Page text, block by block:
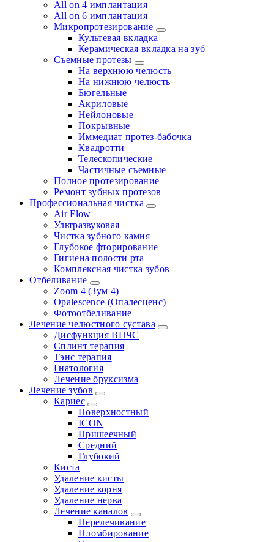
All on 4 имплантация
All on 6 имплантация
Микропротезирование
Культевая вкладка
Керамическая вкладка на зуб
Съемные протезы
На верхнюю челюсть
На нижнюю челюсть
Бюгельные
Акриловые
Нейлоновые
Покрывные
Иммедиат протез-бабочка
Квадротти
Телескопические
Частичные съемные
Полное протезирование
Ремонт зубных протезов
Профессиональная чистка
Air Flow
Ультразвуковая
Чистка зубного камня
Глубокое фторирование
Гигиена полости рта
Комплексная чистка зубов
Отбеливание
Zoom 4 (Зум 4)
Opalescence (Опалесценс)
Фотоотбеливание
Лечение челюстного сустава
Дисфункция ВНЧС
Сплинт терапия
Тэнс терапия
Гнатология
Лечение бруксизма
Лечение зубов
Кариес
Поверхностный
ICON
Пришеечный
Средний
Глубокий
Киста
Удаление кисты
Удаление корня
Удаление нерва
Лечение каналов
Перелечивание
Пломбирование